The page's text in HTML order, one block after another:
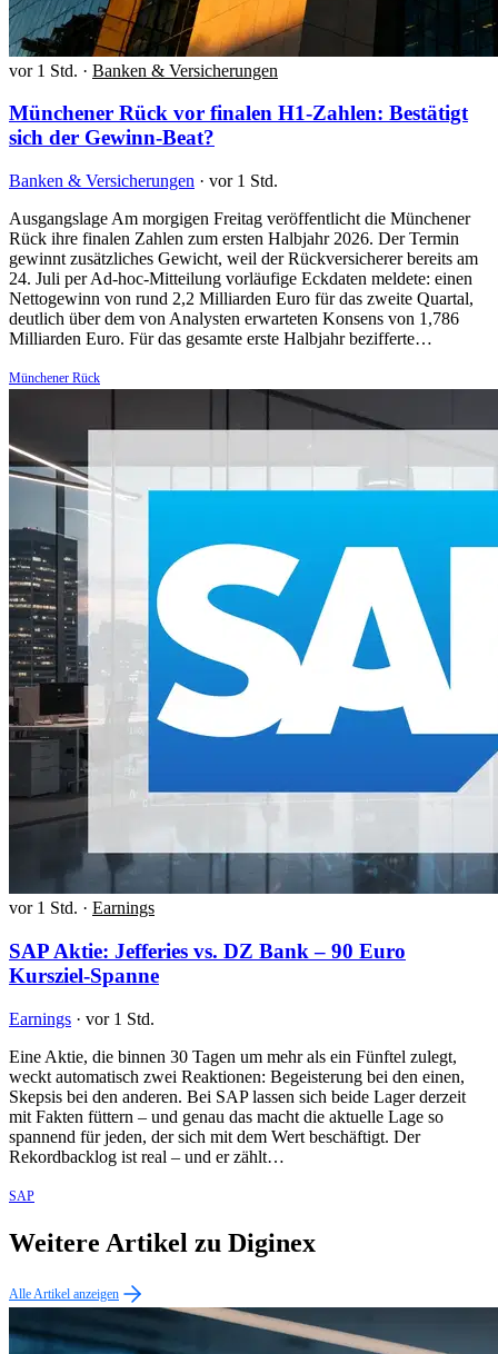
vor 1 Std. · Banken & Versicherungen
Münchener Rück vor finalen H1-Zahlen: Bestätigt
sich der Gewinn-Beat?
Banken & Versicherungen · vor 1 Std.
Ausgangslage Am morgigen Freitag veröffentlicht die Münchener
Rück ihre finalen Zahlen zum ersten Halbjahr 2026. Der Termin
gewinnt zusätzliches Gewicht, weil der Rückversicherer bereits am
24. Juli per Ad-hoc-Mitteilung vorläufige Eckdaten meldete: einen
Nettogewinn von rund 2,2 Milliarden Euro für das zweite Quartal,
deutlich über dem von Analysten erwarteten Konsens von 1,786
Milliarden Euro. Für das gesamte erste Halbjahr bezifferte…
Münchener Rück
vor 1 Std. · Earnings
SAP Aktie: Jefferies vs. DZ Bank – 90 Euro
Kursziel-Spanne
Earnings · vor 1 Std.
Eine Aktie, die binnen 30 Tagen um mehr als ein Fünftel zulegt,
weckt automatisch zwei Reaktionen: Begeisterung bei den einen,
Skepsis bei den anderen. Bei SAP lassen sich beide Lager derzeit
mit Fakten füttern – und genau das macht die aktuelle Lage so
spannend für jeden, der sich mit dem Wert beschäftigt. Der
Rekordbacklog ist real – und er zählt…
SAP
Weitere Artikel zu Diginex
Alle Artikel anzeigen